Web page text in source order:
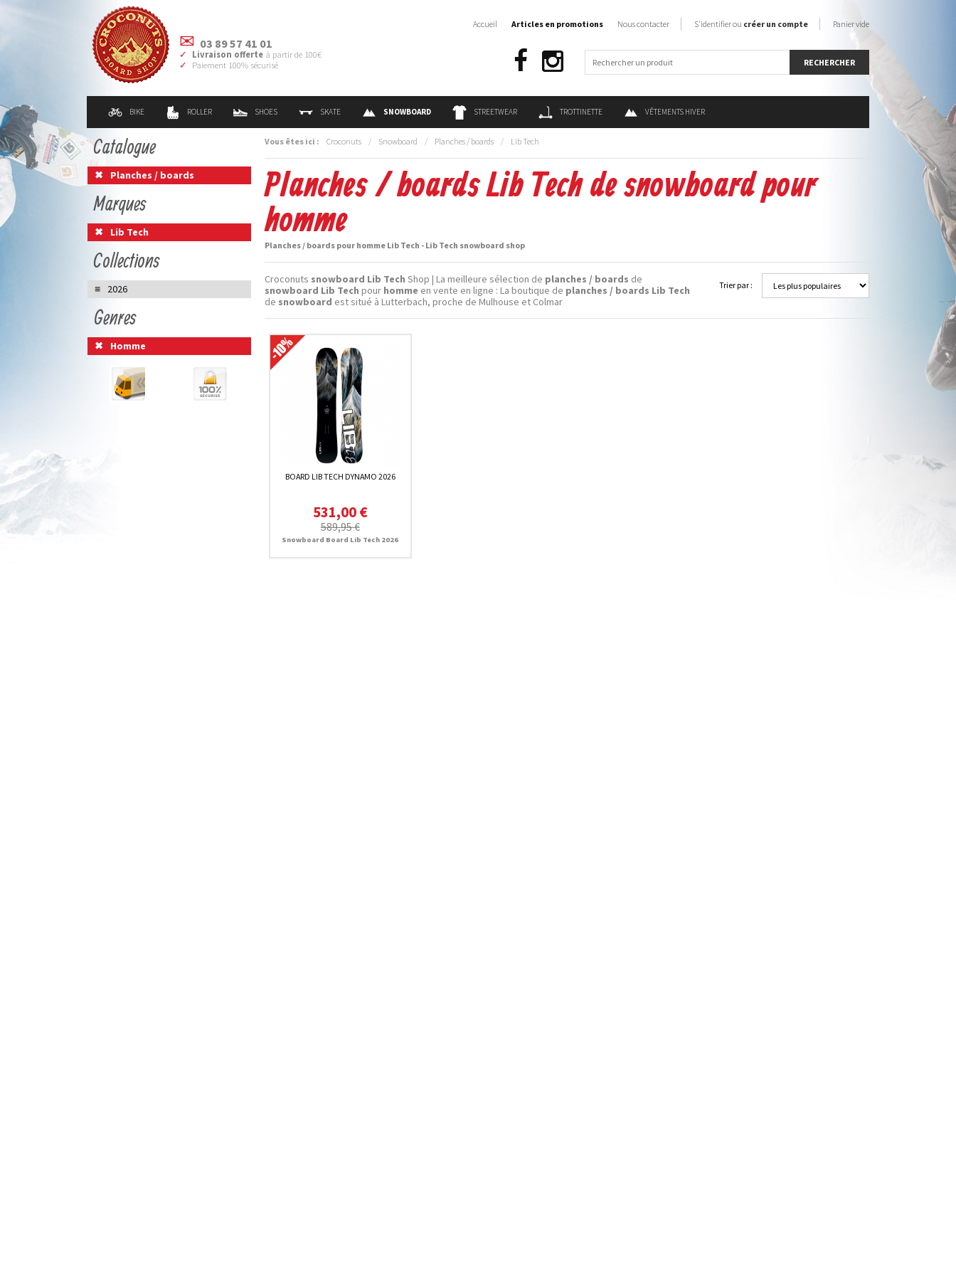
03 89 57 41 01
Livraison offerte à partir de 100€
Paiement 100% sécurisé
BIKE ROLLER SHOES SKATE SNOWBOARD STREETWEAR TROTTINETTE VÊTEMENTS HIVER
Accueil Articles en promotions Nous contacter S'identifier ou créer un compte Panier vide
Vous êtes ici : Croconuts / Snowboard / Planches / boards / Lib Tech
Planches / boards Lib Tech de snowboard pour
homme
Planches / boards pour homme Lib Tech - Lib Tech snowboard shop
Trier par :
Croconuts snowboard Lib Tech Shop | La meilleure sélection de planches / boards de
snowboard Lib Tech pour homme en vente en ligne : La boutique de planches / boards Lib Tech
de snowboard est situé à Lutterbach, proche de Mulhouse et Colmar
BOARD LIB TECH DYNAMO 2026
531,00 €
589,95 €
Snowboard Board Lib Tech 2026
Catalogue
Planches / boards
Marques
Lib Tech
Collections
2026
Genres
Homme